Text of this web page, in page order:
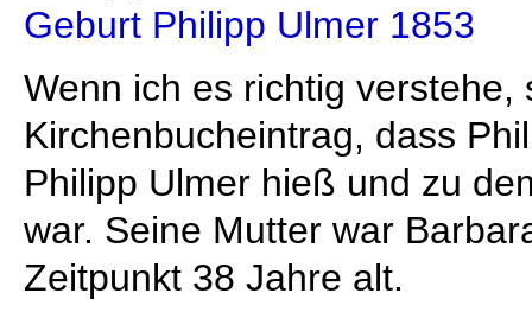
Geburt Philipp Ulmer 1853
Wenn ich es richtig verstehe,
Kirchenbucheintrag, dass
Philipp Ulmer hieß und zu
war. Seine Mutter war
Zeitpunkt 38 Jahre alt.